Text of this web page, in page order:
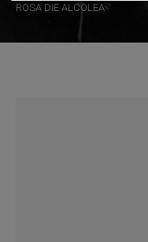
ROSA DIE ALCOLEA